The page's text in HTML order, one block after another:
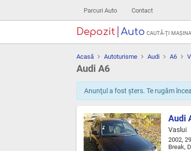
Parcuri Auto Contact
Depozit Auto CAUTĂ-ŢI
Acasă Autoturisme Audi A6
Audi A6
Anunţul a fost şters. Te rugăm
Audi
Vaslui
2002,
Break,